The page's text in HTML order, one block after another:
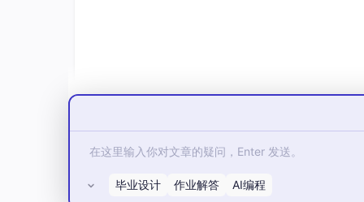
硬件实现：需优化算法计算量以适配低
度降低58%。
五、工程实践建议
所有评论(0)
毕业设计 作业解答 AI编程